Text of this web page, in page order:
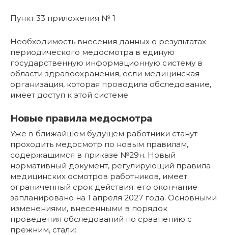
Пункт 33 приложения № 1
Необходимость внесения данных о результатах
периодического медосмотра в единую
государственную информационную систему в
области здравоохранения, если медицинская
организация, которая проводила обследование,
имеет доступ к этой системе
Новые правила медосмотра
Уже в ближайшем будущем работники станут
проходить медосмотр по новым правилам,
содержащимся в приказе №29н. Новый
нормативный документ, регулирующий правила
медицинских осмотров работников, имеет
ограниченный срок действия: его окончание
запланировано на 1 апреля 2027 года. Основными
изменениями, внесенными в порядок
проведения обследований по сравнению с
прежним, стали: